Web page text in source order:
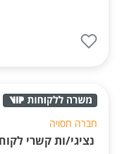
חברה חסויה
נציגי/ות קשרי